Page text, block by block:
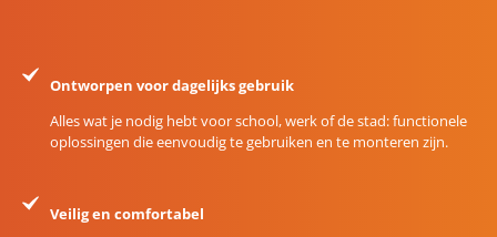
Ontworpen voor dagelijks gebruik
Alles wat je nodig hebt voor school, werk of de stad: functionele
oplossingen die eenvoudig te gebruiken en te monteren zijn.
Veilig en comfortabel